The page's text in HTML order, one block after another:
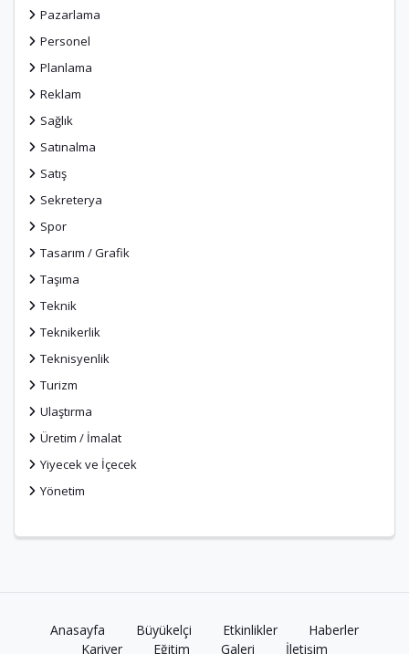
Pazarlama
Personel
Planlama
Reklam
Sağlık
Satınalma
Satış
Sekreterya
Spor
Tasarım / Grafik
Taşıma
Teknik
Teknikerlik
Teknisyenlik
Turizm
Ulaştırma
Üretim / İmalat
Yiyecek ve İçecek
Yönetim
Anasayfa Büyükelçi Etkinlikler
Haberler
Kariyer
Eğitim Galeri İletişim